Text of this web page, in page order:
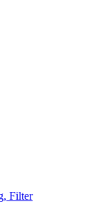
Filter